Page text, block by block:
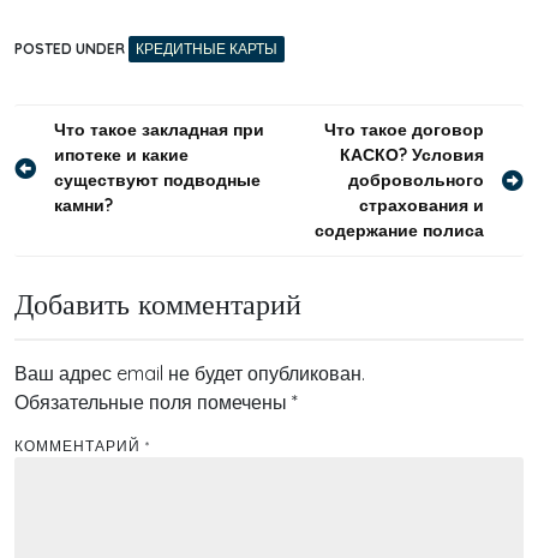
POSTED UNDER КРЕДИТНЫЕ КАРТЫ
Навигация
по
записям
Что такое закладная при
ипотеке и какие
существуют подводные
камни?
Что такое договор
КАСКО? Условия
добровольного
страхования и
содержание полиса
Добавить комментарий
Ваш адрес email не будет опубликован.
Обязательные поля помечены *
КОММЕНТАРИЙ *